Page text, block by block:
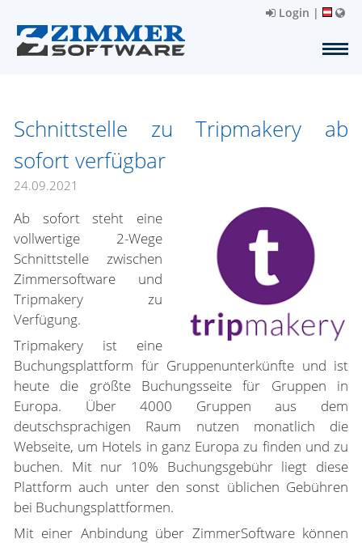
Login |
Schnittstelle zu Tripmakery ab
sofort verfügbar
24.09.2021
Ab sofort steht eine
vollwertige 2-Wege
Schnittstelle zwischen
Zimmersoftware und
Tripmakery zu
Verfügung.
Tripmakery ist eine
Buchungsplattform für Gruppenunterkünfte und ist
heute die größte Buchungsseite für Gruppen in
Europa. Über 4000 Gruppen aus dem
deutschsprachigen Raum nutzen monatlich die
Webseite, um Hotels in ganz Europa zu finden und zu
buchen. Mit nur 10% Buchungsgebühr liegt diese
Plattform auch unter den sonst üblichen Gebühren
bei Buchungsplattformen.
Mit einer Anbindung über ZimmerSoftware können